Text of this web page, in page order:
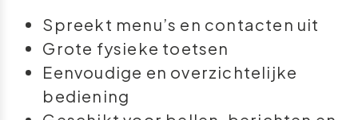
Spreekt menu’s en contacten uit
Grote fysieke toetsen
Eenvoudige en overzichtelijke
bediening